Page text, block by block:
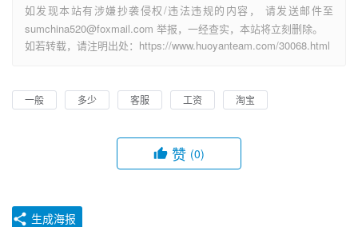
如发现本站有涉嫌抄袭侵权/违法违规的内容， 请发送邮件至
sumchina520@foxmail.com 举报，一经查实，本站将立刻删除。
如若转载，请注明出处：https://www.huoyanteam.com/30068.html
一般 多少 客服 工资 淘宝
赞 (0)
生成海报